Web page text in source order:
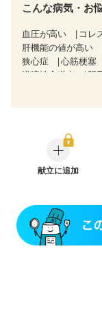
こんな病気・お
血圧が高い コレ
肝機能の値が高い
狭心症
心筋梗塞
逆流性食道炎
胆
乳がん（ホルモン
乳がん治療を終え
飲み込みにくい
妊婦健診・血糖値
妊娠糖尿病(初期)
産後（ミルク）
献立に追加